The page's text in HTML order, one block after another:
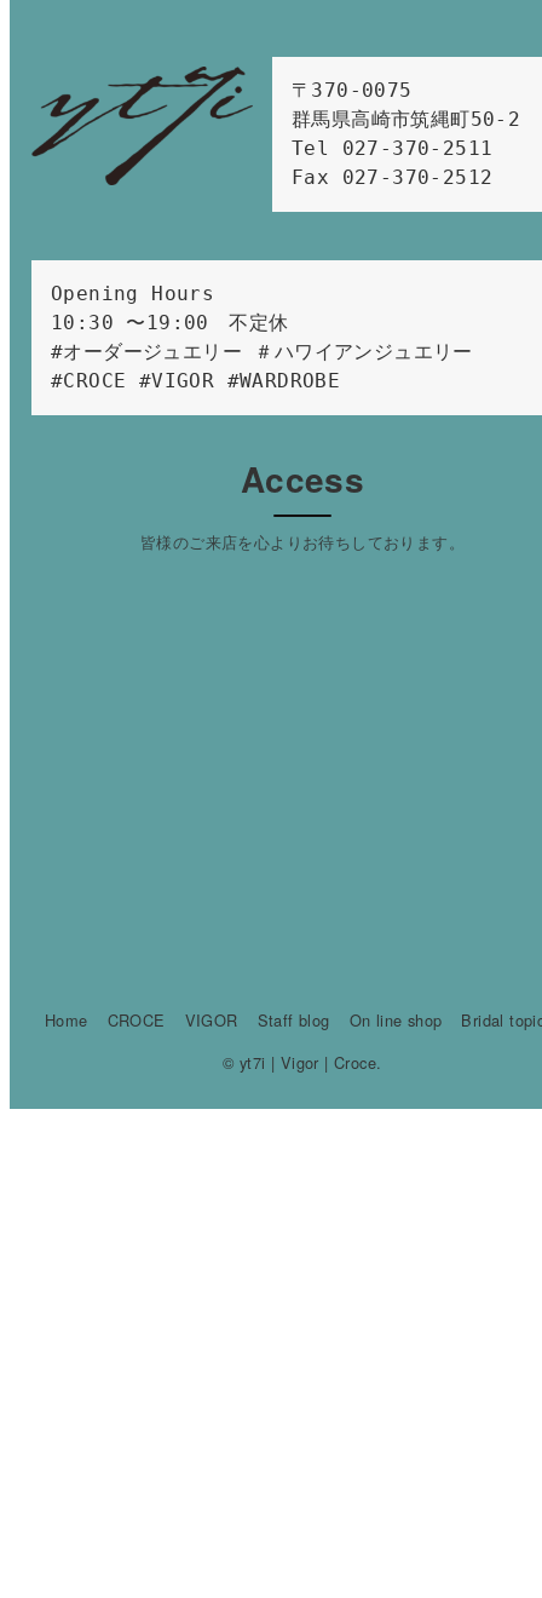
〒370-0075
群馬県高崎市筑縄町50-2
Tel 027-370-2511
Fax 027-370-2512
Opening Hours
10:30 〜19:00　不定休
#オーダージュエリー ＃ハワイアンジュエリー
#CROCE #VIGOR #WARDROBE
Access
皆様のご来店を心よりお待ちしております。
Home CROCE VIGOR Staff blog On line shop
Bridal
© yt7i | Vigor | Croce.